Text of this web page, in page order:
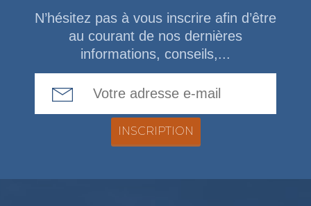
N’hésitez pas à vous inscrire afin d’être
au courant de nos dernières
informations, conseils,...